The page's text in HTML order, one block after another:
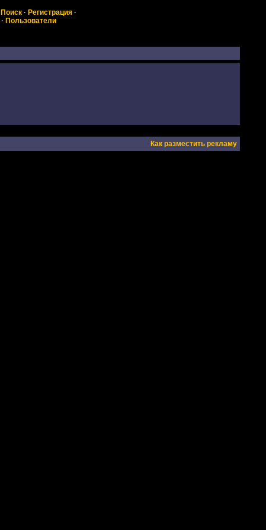
Поиск· Регистрация·
· Пользователи
Как разместить рекламу